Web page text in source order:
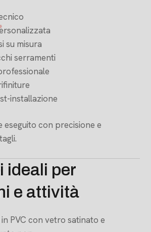
su misura
serramenti
installazione
eseguito con precisione e
ideali per
e attività
PVC con vetro satinato e